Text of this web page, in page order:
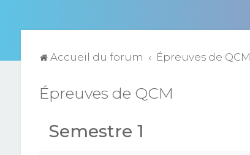
Accueil du forum Épreuves de QCM
Épreuves de QCM
Semestre 1